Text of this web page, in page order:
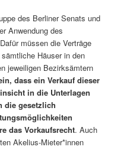
des Berliner Senats und
Anwendung des
müssen die Verträge
Häuser in den
jeweiligen Bezirksämtern
dass ein Verkauf dieser
in die Unterlagen
die gesetzlich
das Vorkaufsrecht. Auch
Akelius-Mieter*innen